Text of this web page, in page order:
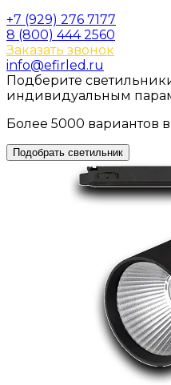
+7 (929) 276 7177
8 (800) 444 2560
Заказать звонок
info@efirled.ru
Подберите
индивидуальным
Более 5000 вариантов в
Подобрать светильник